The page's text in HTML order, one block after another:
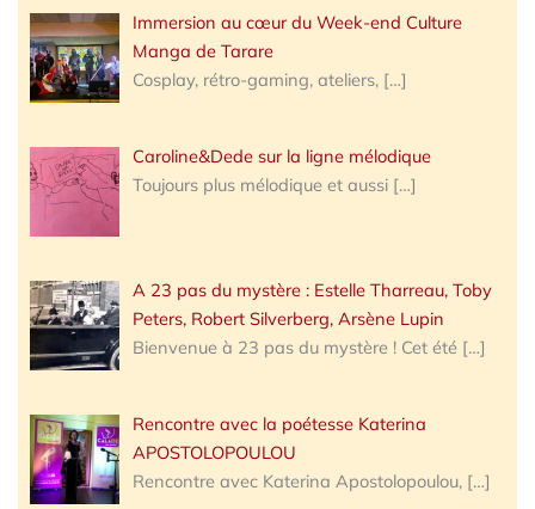
Immersion au cœur du Week-end Culture
Manga de Tarare
Cosplay, rétro-gaming, ateliers, […]
Caroline&Dede sur la ligne mélodique
Toujours plus mélodique et aussi […]
A 23 pas du mystère : Estelle Tharreau, Toby
Peters, Robert Silverberg, Arsène Lupin
Bienvenue à 23 pas du mystère ! Cet été […]
Rencontre avec la poétesse Katerina
APOSTOLOPOULOU
Rencontre avec Katerina Apostolopoulou, […]